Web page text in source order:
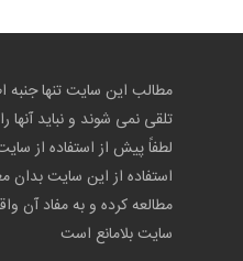
مطالب این سایت تنها
تلقی نمی شوند و نباید
لطفاً پیش از استفاده از
استفاده از این سایت بدان
مطالعه کرده و به مفاد آن
سایت بلامانع است